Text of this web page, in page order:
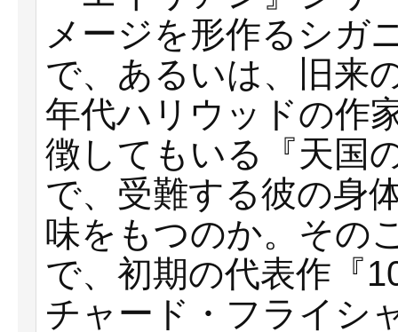
メージを形作るシガ
で、あるいは、旧来
年代ハリウッドの作
徴してもいる『天国
で、受難する彼の身
味をもつのか。その
で、初期の代表作『
チャード・フライシ